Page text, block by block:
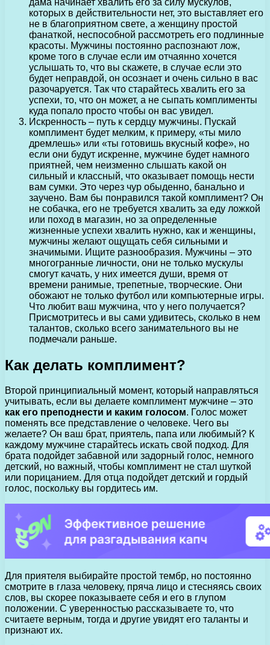
которых в действительности нет, это выставляет его
не в благоприятном свете, а женщину простой
фанаткой, неспособной рассмотреть его подлинные
красоты. Мужчины постоянно распознают лож,
кроме того в случае если им отчаянно хочется
услышать то, что вы скажете, в случае если это
будет неправдой, он осознает и очень сильно в вас
разочаруется. Так что старайтесь хвалить его за
успехи, то, что он может, а не сыпать комплименты
куда попало просто чтобы он вас увидел.
Искренность – путь к сердцу мужчины. Пускай
комплимент будет мелким, к примеру, «ты мило
дремлешь» или «ты готовишь вкусный кофе», но
если они будут искренне, мужчине будет намного
приятней, чем неизменно слышать какой он
сильный и классный, что оказывает помощь нести
вам сумки. Это через чур обыденно, банально и
заучено. Вам бы понравился такой комплимент? Он
не собачка, его не требуется хвалить за еду ложкой
или поход в магазин, но за определенные
жизненные успехи хвалить нужно, как и женщины,
мужчины желают ощущать себя сильными и
значимыми. Ищите разнообразия. Мужчины – это
многогранные личности, они не только мускулы
смогут качать, у них имеется души, время от
времени ранимые, трепетные, творческие. Они
обожают не только футбол или компьютерные игры.
Что любит ваш мужчина, что у него получается?
Присмотритесь и вы сами удивитесь, сколько в нем
талантов, сколько всего занимательного вы не
подмечали раньше.
Как делать комплимент?
Второй принципиальный момент, который направляться
учитывать, если вы делаете комплимент мужчине – это
как его преподнести и каким голосом. Голос может
поменять все представление о человеке. Чего вы
желаете? Он ваш брат, приятель, папа или любимый? К
каждому мужчине старайтесь искать свой подход. Для
брата подойдет забавной или задорный голос, немного
детский, но важный, чтобы комплимент не стал шуткой
или порицанием. Для отца подойдет детский и гордый
голос, поскольку вы гордитесь им.
Для приятеля выбирайте простой тембр, но постоянно
смотрите в глаза человеку, пряча лицо и стесняясь своих
слов, вы скорее показываете себя и его в глупом
положении. С уверенностью рассказываете то, что
считаете верным, тогда и другие увидят его таланты и
признают их.